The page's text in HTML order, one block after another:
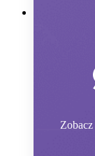
Zobacz